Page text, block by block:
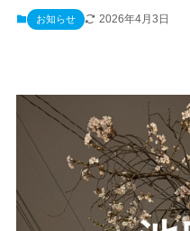
お知らせ 2026年4月3日